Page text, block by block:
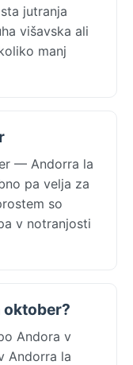
jutranja
višavska ali
manj
— Andorra la
pa velja za
so
v notranjosti
oktober?
Andora v
Andorra la